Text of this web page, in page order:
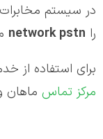
در سیستم
را network pstn
برای استفاده از
مرکز تماس